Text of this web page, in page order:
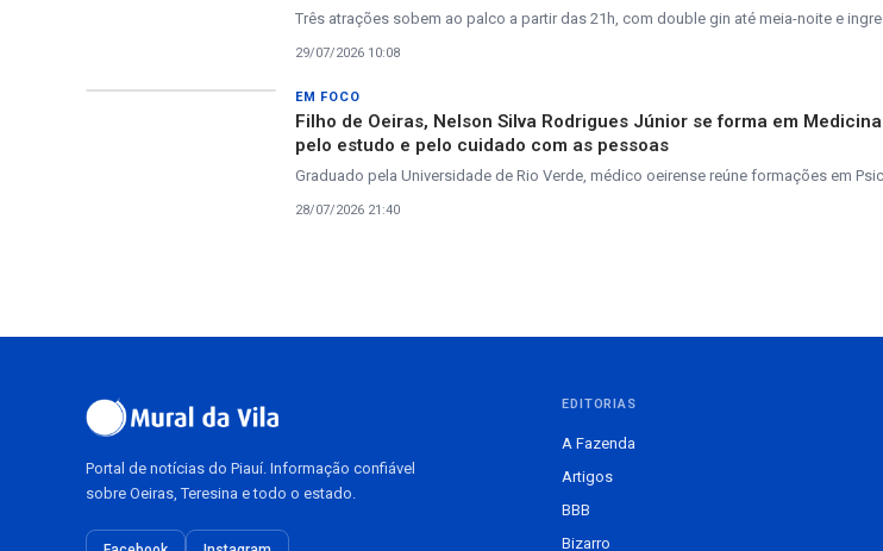
Três atrações sobem ao palco a partir das 21h, com double gin até meia-noite e
29/07/2026 10:08
EM FOCO
Filho de Oeiras, Nelson Silva Rodrigues Júnior se forma em
pelo estudo e pelo cuidado com as pessoas
Graduado pela Universidade de Rio Verde, médico oeirense reúne formações em
28/07/2026 21:40
Portal de notícias do Piauí. Informação confiável
sobre Oeiras, Teresina e todo o estado.
EDITORIAS
A Fazenda
Artigos
BBB
Bizarro